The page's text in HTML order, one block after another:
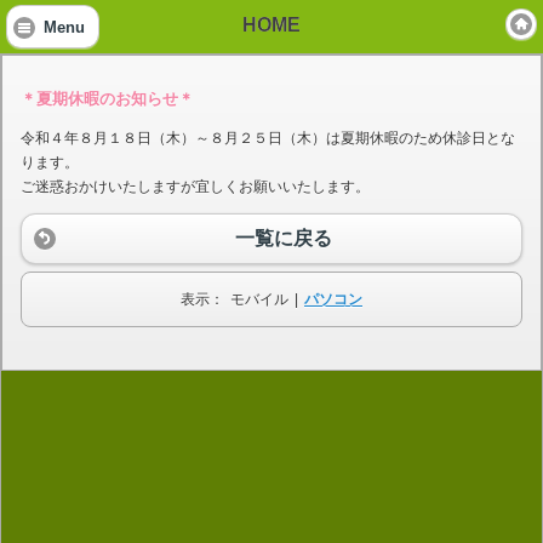
Menu HOME
＊夏期休暇のお知らせ＊
令和４年８月１８日（木）～８月２５日（木）は夏期休暇のため休診日とな
ります。
ご迷惑おかけいたしますが宜しくお願いいたします。
一覧に戻る
表示： モバイル パソコン